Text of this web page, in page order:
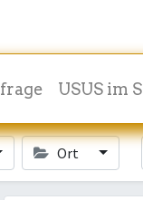
USUS im
Ort